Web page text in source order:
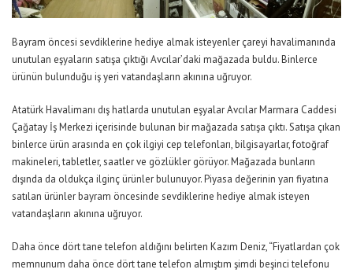
Bayram öncesi sevdiklerine hediye almak isteyenler çareyi havalimanında
unutulan eşyaların satışa çıktığı Avcılar’daki mağazada buldu. Binlerce
ürünün bulunduğu iş yeri vatandaşların akınına uğruyor.
Atatürk Havalimanı dış hatlarda unutulan eşyalar Avcılar Marmara Caddesi
Çağatay İş Merkezi içerisinde bulunan bir mağazada satışa çıktı. Satışa çıkan
binlerce ürün arasında en çok ilgiyi cep telefonları, bilgisayarlar, fotoğraf
makineleri, tabletler, saatler ve gözlükler görüyor. Mağazada bunların
dışında da oldukça ilginç ürünler bulunuyor. Piyasa değerinin yarı fiyatına
satılan ürünler bayram öncesinde sevdiklerine hediye almak isteyen
vatandaşların akınına uğruyor.
Daha önce dört tane telefon aldığını belirten Kazım Deniz, “Fiyatlardan çok
memnunum daha önce dört tane telefon almıştım şimdi beşinci telefonu